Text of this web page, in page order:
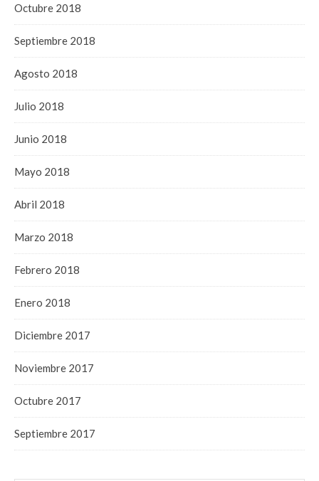
Octubre 2018
Septiembre 2018
Agosto 2018
Julio 2018
Junio 2018
Mayo 2018
Abril 2018
Marzo 2018
Febrero 2018
Enero 2018
Diciembre 2017
Noviembre 2017
Octubre 2017
Septiembre 2017